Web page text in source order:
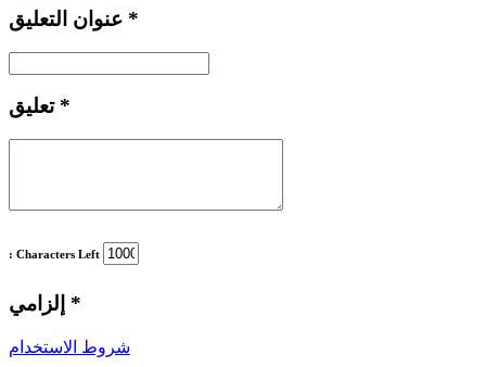
*
تعليق *
: Characters Left
*
شروط الاستخدام